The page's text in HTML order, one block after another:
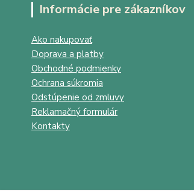
Informácie pre zákazníkov
Ako nakupovať
Doprava a platby
Obchodné podmienky
Ochrana súkromia
Odstúpenie od zmluvy
Reklamačný formulár
Kontakty